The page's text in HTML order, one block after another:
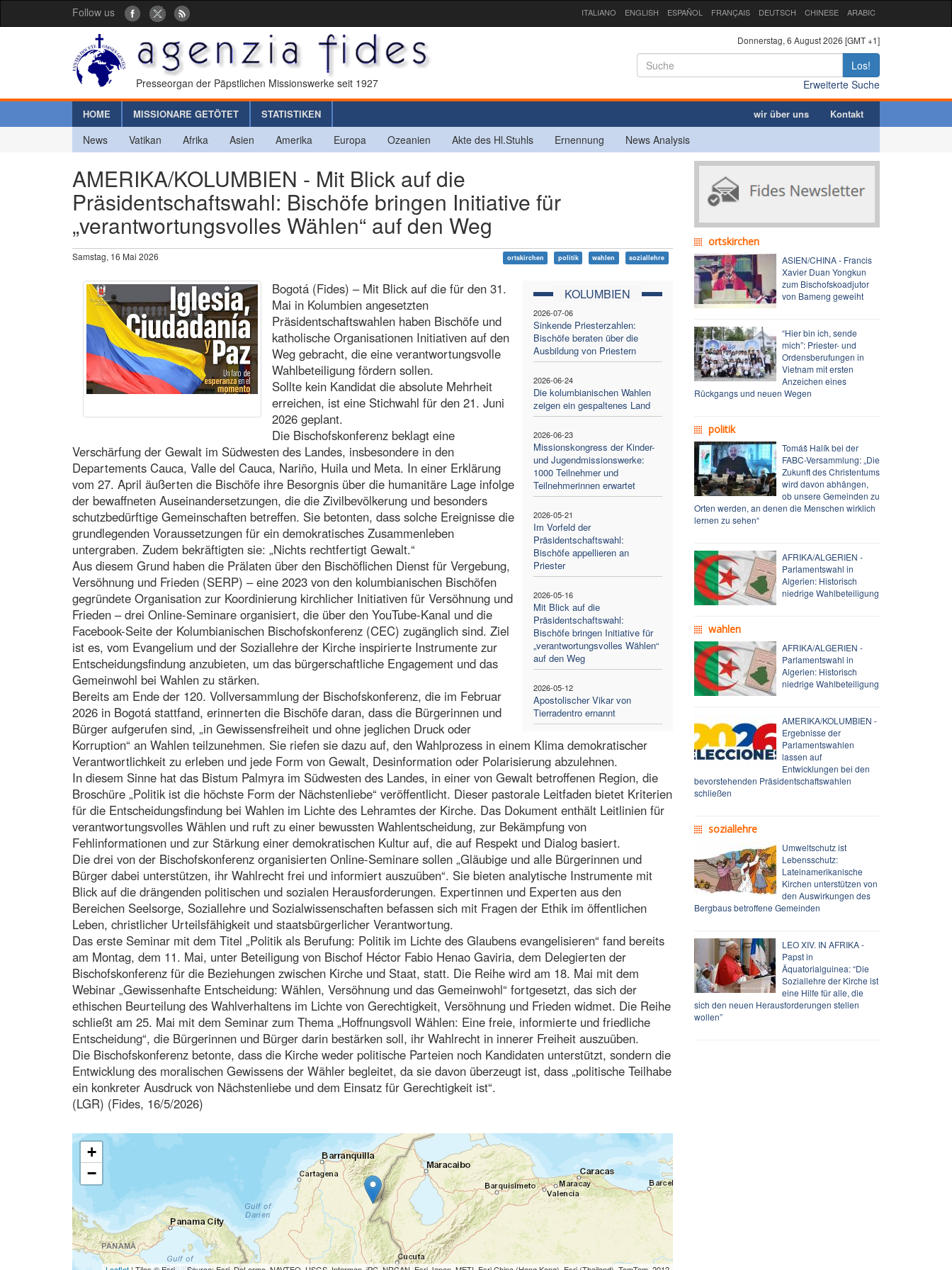
Follow us ITALIANO ENGLISH ESPAÑOL FRANÇAIS DEUTSCH CHINESE ARABIC
Presseorgan der Päpstlichen Missionswerke seit 1927
Donnerstag, 6 August 2026 [GMT +1]
Los!
Erweiterte Suche
HOME MISSIONARE GETÖTET STATISTIKEN wir über uns Kontakt
News Vatikan Afrika Asien Amerika Europa Ozeanien Akte des Hl.Stuhls Ernennung News Analysis
AMERIKA/KOLUMBIEN - Mit Blick auf die
Präsidentschaftswahl: Bischöfe bringen Initiative für
„verantwortungsvolles Wählen“ auf den Weg
Samstag, 16 Mai 2026 ortskirchen politik wahlen soziallehre
KOLUMBIEN
2026-07-06
Sinkende Priesterzahlen:
Bischöfe beraten über die
Ausbildung von Priestern
2026-06-24
Die kolumbianischen Wahlen
zeigen ein gespaltenes Land
2026-06-23
Missionskongress der Kinder-
und Jugendmissionswerke:
1000 Teilnehmer und
Teilnehmerinnen erwartet
2026-05-21
Im Vorfeld der
Präsidentschaftswahl:
Bischöfe appellieren an
Priester
2026-05-16
Mit Blick auf die
Präsidentschaftswahl:
Bischöfe bringen Initiative für
„verantwortungsvolles Wählen“
auf den Weg
2026-05-12
Apostolischer Vikar von
Tierradentro ernannt
Bogotá (Fides) – Mit Blick auf die für den 31.
Mai in Kolumbien angesetzten
Präsidentschaftswahlen haben Bischöfe und
katholische Organisationen Initiativen auf den
Weg gebracht, die eine verantwortungsvolle
Wahlbeteiligung fördern sollen.
Sollte kein Kandidat die absolute Mehrheit
erreichen, ist eine Stichwahl für den 21. Juni
2026 geplant.
Die Bischofskonferenz beklagt eine
Verschärfung der Gewalt im Südwesten des Landes, insbesondere in den
Departements Cauca, Valle del Cauca, Nariño, Huila und Meta. In einer Erklärung
vom 27. April äußerten die Bischöfe ihre Besorgnis über die humanitäre Lage infolge
der bewaffneten Auseinandersetzungen, die die Zivilbevölkerung und besonders
schutzbedürftige Gemeinschaften betreffen. Sie betonten, dass solche Ereignisse die
grundlegenden Voraussetzungen für ein demokratisches Zusammenleben
untergraben. Zudem bekräftigten sie: „Nichts rechtfertigt Gewalt.“
Aus diesem Grund haben die Prälaten über den Bischöflichen Dienst für Vergebung,
Versöhnung und Frieden (SERP) – eine 2023 von den kolumbianischen Bischöfen
gegründete Organisation zur Koordinierung kirchlicher Initiativen für Versöhnung und
Frieden – drei Online-Seminare organisiert, die über den YouTube-Kanal und die
Facebook-Seite der Kolumbianischen Bischofskonferenz (CEC) zugänglich sind. Ziel
ist es, vom Evangelium und der Soziallehre der Kirche inspirierte Instrumente zur
Entscheidungsfindung anzubieten, um das bürgerschaftliche Engagement und das
Gemeinwohl bei Wahlen zu stärken.
Bereits am Ende der 120. Vollversammlung der Bischofskonferenz, die im Februar
2026 in Bogotá stattfand, erinnerten die Bischöfe daran, dass die Bürgerinnen und
Bürger aufgerufen sind, „in Gewissensfreiheit und ohne jeglichen Druck oder
Korruption“ an Wahlen teilzunehmen. Sie riefen sie dazu auf, den Wahlprozess in einem Klima demokratischer
Verantwortlichkeit zu erleben und jede Form von Gewalt, Desinformation oder Polarisierung abzulehnen.
In diesem Sinne hat das Bistum Palmyra im Südwesten des Landes, in einer von Gewalt betroffenen Region, die
Broschüre „Politik ist die höchste Form der Nächstenliebe“ veröffentlicht. Dieser pastorale Leitfaden bietet Kriterien
für die Entscheidungsfindung bei Wahlen im Lichte des Lehramtes der Kirche. Das Dokument enthält Leitlinien für
verantwortungsvolles Wählen und ruft zu einer bewussten Wahlentscheidung, zur Bekämpfung von
Fehlinformationen und zur Stärkung einer demokratischen Kultur auf, die auf Respekt und Dialog basiert.
Die drei von der Bischofskonferenz organisierten Online-Seminare sollen „Gläubige und alle Bürgerinnen und
Bürger dabei unterstützen, ihr Wahlrecht frei und informiert auszuüben“. Sie bieten analytische Instrumente mit
Blick auf die drängenden politischen und sozialen Herausforderungen. Expertinnen und Experten aus den
Bereichen Seelsorge, Soziallehre und Sozialwissenschaften befassen sich mit Fragen der Ethik im öffentlichen
Leben, christlicher Urteilsfähigkeit und staatsbürgerlicher Verantwortung.
Das erste Seminar mit dem Titel „Politik als Berufung: Politik im Lichte des Glaubens evangelisieren“ fand bereits
am Montag, dem 11. Mai, unter Beteiligung von Bischof Héctor Fabio Henao Gaviria, dem Delegierten der
Bischofskonferenz für die Beziehungen zwischen Kirche und Staat, statt. Die Reihe wird am 18. Mai mit dem
Webinar „Gewissenhafte Entscheidung: Wählen, Versöhnung und das Gemeinwohl“ fortgesetzt, das sich der
ethischen Beurteilung des Wahlverhaltens im Lichte von Gerechtigkeit, Versöhnung und Frieden widmet. Die Reihe
schließt am 25. Mai mit dem Seminar zum Thema „Hoffnungsvoll Wählen: Eine freie, informierte und friedliche
Entscheidung“, die Bürgerinnen und Bürger darin bestärken soll, ihr Wahlrecht in innerer Freiheit auszuüben.
Die Bischofskonferenz betonte, dass die Kirche weder politische Parteien noch Kandidaten unterstützt, sondern die
Entwicklung des moralischen Gewissens der Wähler begleitet, da sie davon überzeugt ist, dass „politische Teilhabe
ein konkreter Ausdruck von Nächstenliebe und dem Einsatz für Gerechtigkeit ist“.
(LGR) (Fides, 16/5/2026)
+
−
ortskirchen
ASIEN/CHINA - Francis
Xavier Duan Yongkun
zum Bischofskoadjutor
von Bameng geweiht
“Hier bin ich, sende
mich”: Priester- und
Ordensberufungen in
Vietnam mit ersten
Anzeichen eines
Rückgangs und neuen Wegen
politik
Tomáš Halík bei der
FABC-Versammlung: „Die
Zukunft des Christentums
wird davon abhängen,
ob unsere Gemeinden zu
Orten werden, an denen die Menschen wirklich
lernen zu sehen“
AFRIKA/ALGERIEN -
Parlamentswahl in
Algerien: Historisch
niedrige Wahlbeteiligung
wahlen
AFRIKA/ALGERIEN -
Parlamentswahl in
Algerien: Historisch
niedrige Wahlbeteiligung
AMERIKA/KOLUMBIEN -
Ergebnisse der
Parlamentswahlen
lassen auf
Entwicklungen bei den
bevorstehenden Präsidentschaftswahlen
schließen
soziallehre
Umweltschutz ist
Lebensschutz:
Lateinamerikanische
Kirchen unterstützen von
den Auswirkungen des
Bergbaus betroffene Gemeinden
LEO XIV. IN AFRIKA -
Papst in
Äquatorialguinea: “Die
Soziallehre der Kirche ist
eine Hilfe für alle, die
sich den neuen Herausforderungen stellen
wollen”